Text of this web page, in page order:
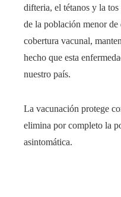
difteria, el tétanos y la
de la población menor de
cobertura vacunal,
hecho que esta
nuestro país.
La vacunación protege
elimina por completo la
asintomática.